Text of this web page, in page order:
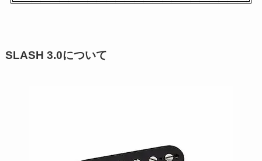
SLASH 3.0について